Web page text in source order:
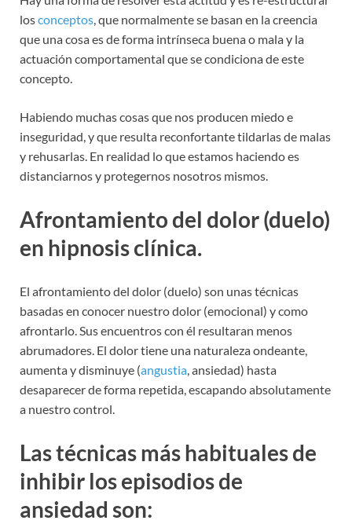
losconceptos , que normalmente se basan en la creencia
que una cosa es de forma intrínseca buena o mala y la
actuación comportamental que se condiciona de este
concepto.
Habiendo muchas cosas que nos producen miedo e
inseguridad, y que resulta reconfortante tildarlas de malas
y rehusarlas. En realidad lo que estamos haciendo es
distanciarnos y protegernos nosotros mismos.
Afrontamiento del dolor (duelo)
en hipnosis clínica.
El afrontamiento del dolor (duelo) son unas técnicas
basadas en conocer nuestro dolor (emocional) y como
afrontarlo. Sus encuentros con él resultaran menos
abrumadores. El dolor tiene una naturaleza ondeante,
aumenta y disminuye (angustia, ansiedad) hasta
desaparecer de forma repetida, escapando absolutamente
a nuestro control.
Las técnicas más habituales de
inhibir los episodios de
ansiedad son: